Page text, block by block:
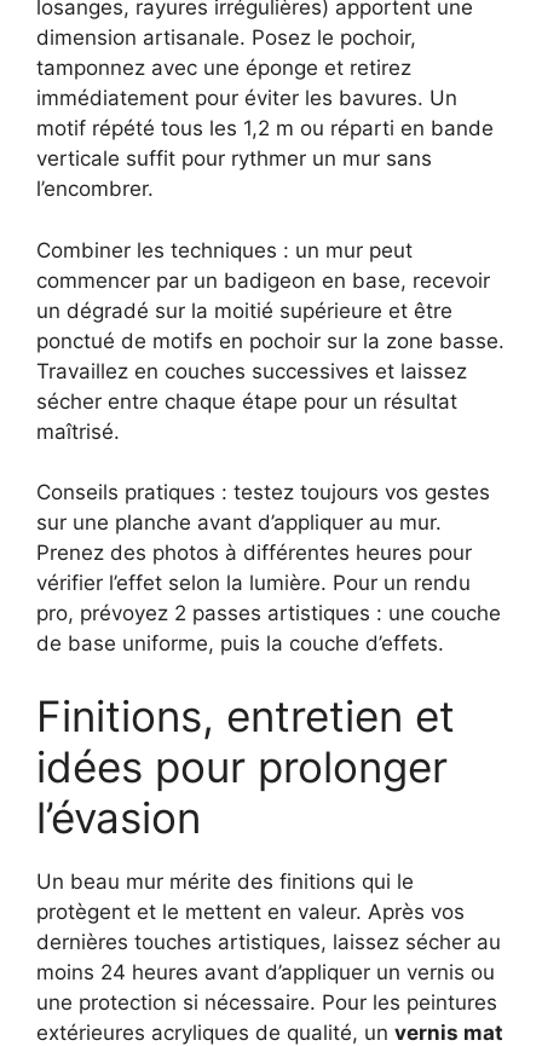
losanges, rayures irrégulières) apportent une
dimension artisanale. Posez le pochoir,
tamponnez avec une éponge et retirez
immédiatement pour éviter les bavures. Un
motif répété tous les 1,2 m ou réparti en bande
verticale suffit pour rythmer un mur sans
l’encombrer.
Combiner les techniques : un mur peut
commencer par un badigeon en base, recevoir
un dégradé sur la moitié supérieure et être
ponctué de motifs en pochoir sur la zone basse.
Travaillez en couches successives et laissez
sécher entre chaque étape pour un résultat
maîtrisé.
Conseils pratiques : testez toujours vos gestes
sur une planche avant d’appliquer au mur.
Prenez des photos à différentes heures pour
vérifier l’effet selon la lumière. Pour un rendu
pro, prévoyez 2 passes artistiques : une couche
de base uniforme, puis la couche d’effets.
Finitions, entretien et
idées pour prolonger
l’évasion
Un beau mur mérite des finitions qui le
protègent et le mettent en valeur. Après vos
dernières touches artistiques, laissez sécher au
moins 24 heures avant d’appliquer un vernis ou
une protection si nécessaire. Pour les peintures
extérieures acryliques de qualité, un vernis mat